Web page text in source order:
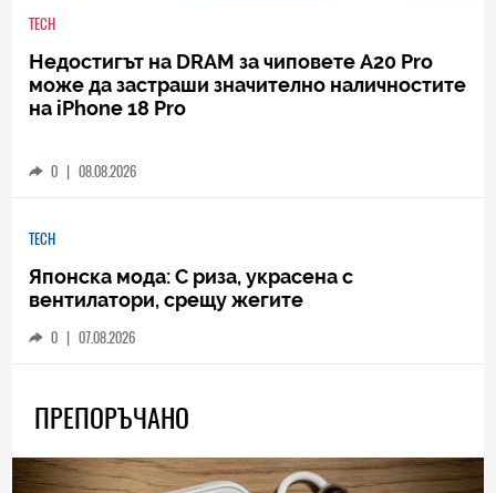
TECH
Недостигът на DRAM за чиповете A20 Pro
може да застраши значително наличностите
на iPhone 18 Pro
0 | 08.08.2026
TECH
Японска мода: С риза, украсена с
вентилатори, срещу жегите
0 | 07.08.2026
ПРЕПОРЪЧАНО